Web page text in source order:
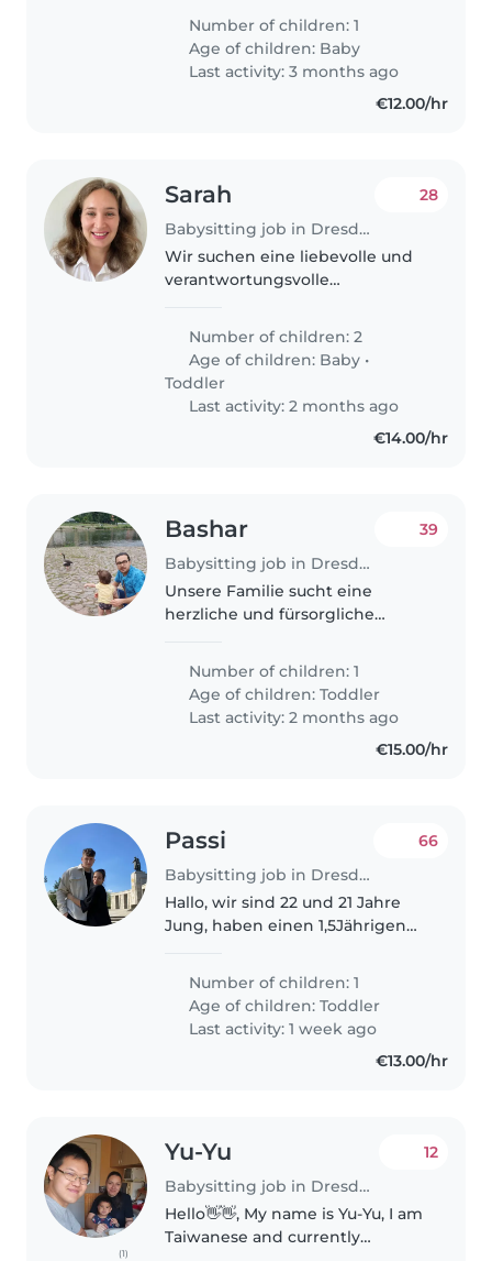
Monate und 2,5 Jahre alt Mein
älteres Kind (2,5 Jahre) geht in
die Kita, und das jüngere (5
Number of children: 1
Age of children: Baby
Last activity: 3 months ago
€12.00/hr
Sarah
Babysitting job in Dresden
28
Wir suchen eine liebevolle und
verantwortungsvolle
kleinen Schätze Samuel (fast 8
Monate) und Alma (22 Monate) .
Unsere Kinder sind neugierig,
ruhig..
Number of children: 2
Age of children: Baby •
Toddler
Last activity: 2 months ago
€14.00/hr
Bashar
Babysitting job in Dresden
39
Unsere Familie sucht eine
herzliche und fürsorgliche
energiegeladenes, kreatives und
neugieriges Kleinkind liebevoll
betreut. Wir wünschen uns
jemanden, die..
Number of children: 1
Age of children:Toddler
Last activity: 2 months ago
€15.00/hr
Passi
Babysitting job in Dresden
66
Hallo, wir sind 22 und 21 Jahre
Jung, haben einen 1,5Jährigen
bald 2 fach Eltern. Wir suchen
nach einen Babysitter, damit wir
mal auswärts etwas alleine..
Number of children: 1
Age of children:Toddler
Last activity: 1 week ago
€13.00/hr
(1)
Yu-Yu
Babysitting job in Dresden
12
Hello👋👋, My name is Yu-Yu, I am
Taiwanese and currently